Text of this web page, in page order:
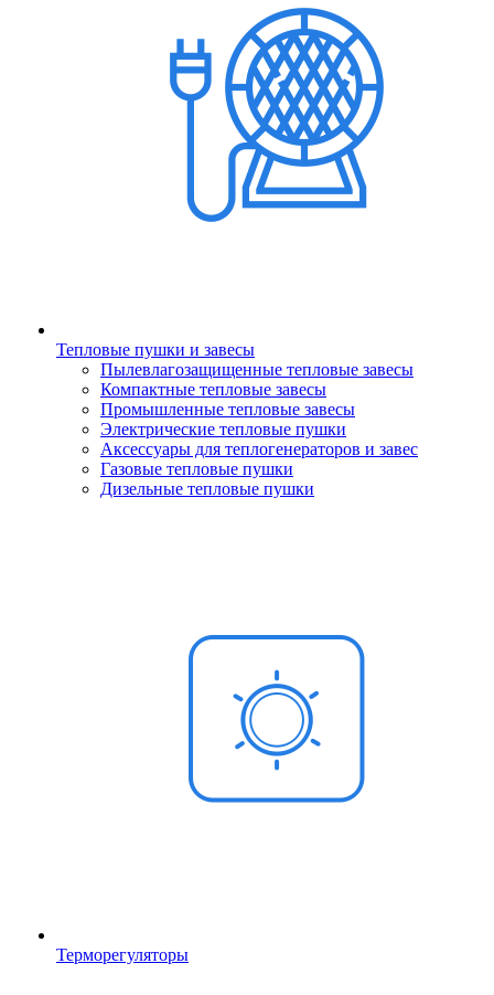
Тепловые пушки и завесы
Пылевлагозащищенные тепловые завесы
Компактные тепловые завесы
Промышленные тепловые завесы
Электрические тепловые пушки
Аксессуары для теплогенераторов и завес
Газовые тепловые пушки
Дизельные тепловые пушки
Терморегуляторы